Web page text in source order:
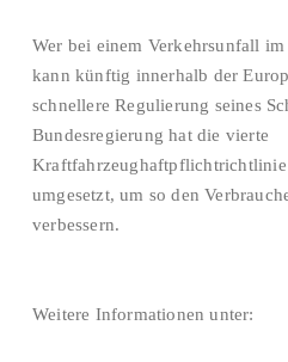
Wer bei einem Verkehrsunfall
kann künftig innerhalb der
schnellere Regulierung seines
Bundesregierung hat die vierte
umgesetzt, um so den
verbessern.
Weitere Informationen unter: